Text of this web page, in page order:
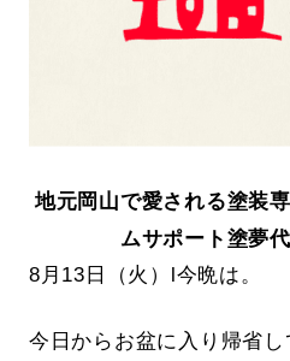
地元岡山で愛される塗装
ムサポート塗夢
8月13日（火）l今晩は。
今日からお盆に入り帰省